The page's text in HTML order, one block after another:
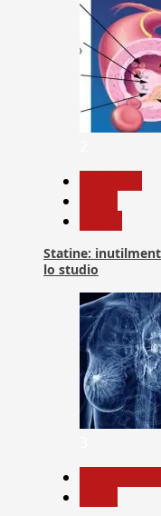
Statine:
lo studio